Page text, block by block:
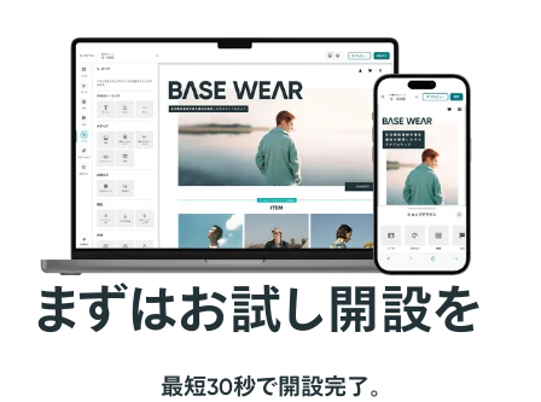
まずはお試し開設を
最短30秒で開設完了。